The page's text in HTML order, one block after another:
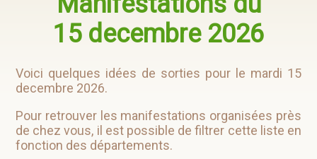
15 decembre 2026
Voici quelques idées de sorties pour le mardi 15
decembre 2026.
Pour retrouver les manifestations organisées près
de chez vous, il est possible de filtrer cette liste en
fonction des départements.